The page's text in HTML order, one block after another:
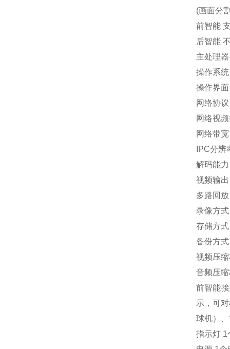
(画面分
前智能
后智能
主处理
操作系
操作界
网络协
网络视
网络带
IPC分
解码能
视频输
多路回
录像方
存储方
备份方
视频压
音频压
前智能
示，可
球机）
指示灯 1